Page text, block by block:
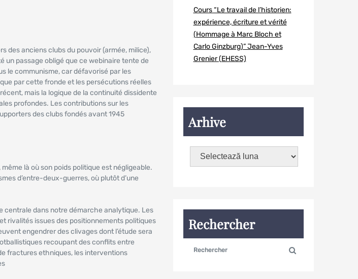
des anciens clubs du pouvoir (armée, milice),
un passage obligé que ce webinaire tente de
le communisme, car défavorisé par les
par cette fronde et les persécutions réelles
mais la logique de la continuité dissidente
profondes. Les contributions sur les
des clubs fondés avant 1945
là où son poids politique est négligeable.
d’entre-deux-guerres, où plutôt d’une
centrale dans notre démarche analytique. Les
rivalités issues des positionnements politiques
engendrer des clivages dont l’étude sera
recoupant des conflits entre
fractures ethniques, les interventions
Cours “Le travail de l’historien:
expérience, écriture et vérité
(Hommage à Marc Bloch et
Carlo Ginzburg)” Jean-Yves
Grenier (EHESS)
Arhive
Rechercher